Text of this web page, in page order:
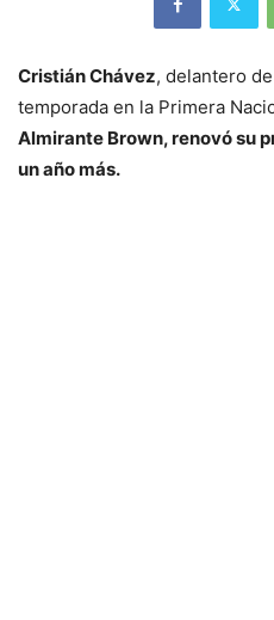
Cristián Chávez, delantero
temporada en la Primera
Almirante Brown, renovó su
un año más.